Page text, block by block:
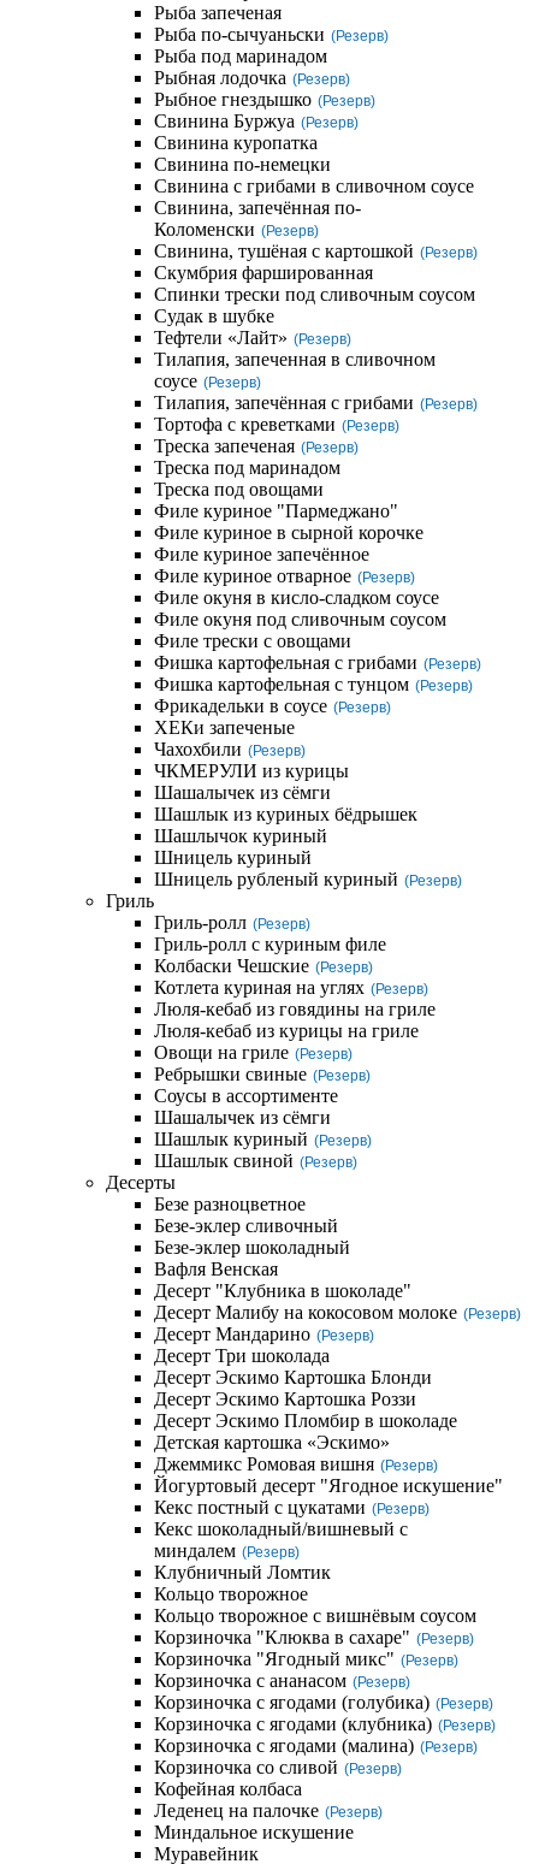
Рыба запеченая
Рыба по-сычуаньски (Резерв)
Рыба под маринадом
Рыбная лодочка (Резерв)
Рыбное гнездышко (Резерв)
Свинина Буржуа (Резерв)
Свинина куропатка
Свинина по-немецки
Свинина с грибами в сливочном соусе
Свинина, запечённая по-
Коломенски (Резерв)
Свинина, тушёная с картошкой (Резерв)
Скумбрия фаршированная
Спинки трески под сливочным соусом
Судак в шубке
Тефтели «Лайт» (Резерв)
Тилапия, запеченная в сливочном
соусе (Резерв)
Тилапия, запечённая с грибами (Резерв)
Тортофа с креветками (Резерв)
Треска запеченая (Резерв)
Треска под маринадом
Треска под овощами
Филе куриное "Пармеджано"
Филе куриное в сырной корочке
Филе куриное запечённое
Филе куриное отварное (Резерв)
Филе окуня в кисло-сладком соусе
Филе окуня под сливочным соусом
Филе трески с овощами
Фишка картофельная с грибами (Резерв)
Фишка картофельная с тунцом (Резерв)
Фрикадельки в соусе (Резерв)
ХЕКи запеченые
Чахохбили (Резерв)
ЧКМЕРУЛИ из курицы
Шашалычек из сёмги
Шашлык из куриных бёдрышек
Шашлычок куриный
Шницель куриный
Шницель рубленый куриный (Резерв)
Гриль
Гриль-ролл (Резерв)
Гриль-ролл с куриным филе
Колбаски Чешские (Резерв)
Котлета куриная на углях (Резерв)
Люля-кебаб из говядины на гриле
Люля-кебаб из курицы на гриле
Овощи на гриле (Резерв)
Ребрышки свиные (Резерв)
Соусы в ассортименте
Шашалычек из сёмги
Шашлык куриный (Резерв)
Шашлык свиной (Резерв)
Десерты
Безе разноцветное
Безе-эклер сливочный
Безе-эклер шоколадный
Вафля Венская
Десерт "Клубника в шоколаде"
Десерт Малибу на кокосовом молоке (Резерв)
Десерт Мандарино (Резерв)
Десерт Три шоколада
Десерт Эскимо Картошка Блонди
Десерт Эскимо Картошка Роззи
Десерт Эскимо Пломбир в шоколаде
Детская картошка «Эскимо»
Джеммикс Ромовая вишня (Резерв)
Йогуртовый десерт "Ягодное искушение"
Кекс постный с цукатами (Резерв)
Кекс шоколадный/вишневый с
миндалем (Резерв)
Клубничный Ломтик
Кольцо творожное
Кольцо творожное с вишнёвым соусом
Корзиночка "Клюква в сахаре" (Резерв)
Корзиночка "Ягодный микс" (Резерв)
Корзиночка с ананасом (Резерв)
Корзиночка с ягодами (голубика) (Резерв)
Корзиночка с ягодами (клубника) (Резерв)
Корзиночка с ягодами (малина) (Резерв)
Корзиночка со сливой (Резерв)
Кофейная колбаса
Леденец на палочке (Резерв)
Миндальное искушение
Муравейник